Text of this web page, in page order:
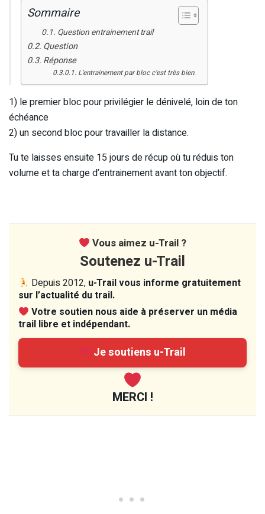
Sommaire
Question entrainement trail
Question
Réponse
L’entrainement par bloc c’est très bien.
1) le premier bloc pour privilégier le dénivelé, loin de ton
échéance
2) un second bloc pour travailler la distance.
Tu te laisses ensuite 15 jours de récup où tu réduis ton
volume et ta charge d’entrainement avant ton objectif.
Vous aimez u-Trail ?
Soutenez u-Trail
Depuis 2012, u-Trail vous informe gratuitement
sur l’actualité du trail.
Votre soutien nous aide à préserver un média
trail libre et indépendant.
Je soutiens u-Trail
MERCI !